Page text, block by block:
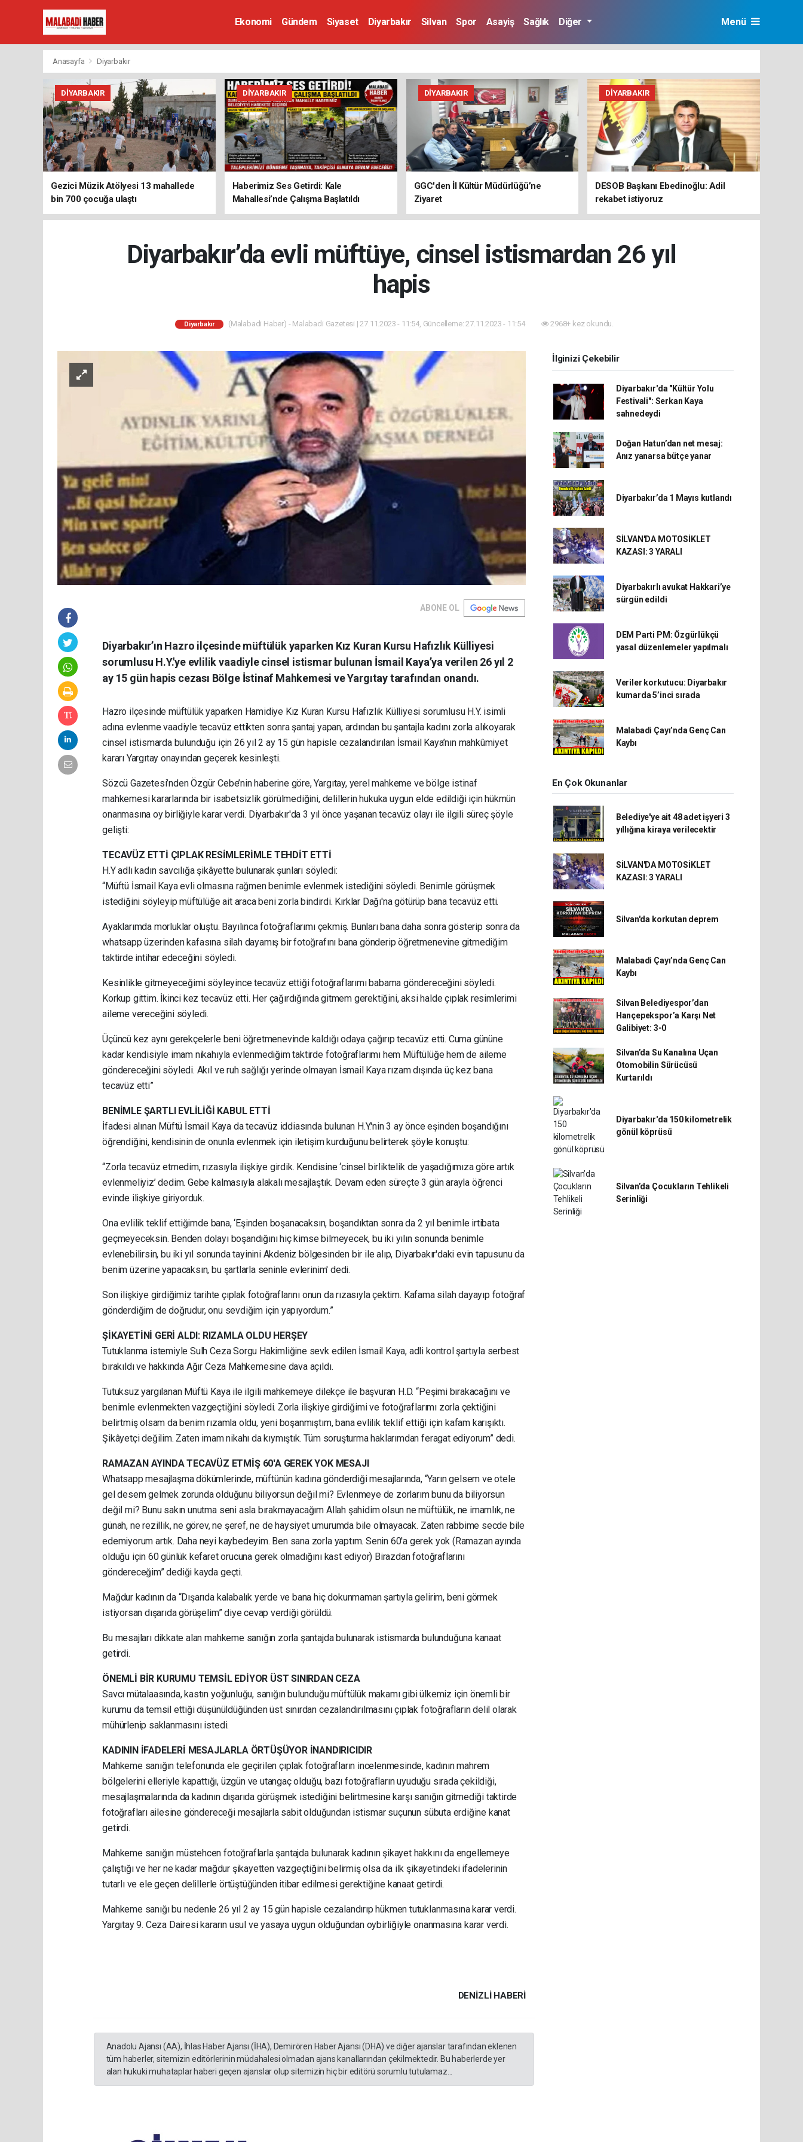
Ekonomi Gündem Siyaset Diyarbakır Silvan Spor Asayiş Sağlık Diğer Menü
Anasayfa Diyarbakır
DIYARBAKIR
Gezici Müzik Atölyesi 13 mahallede
bin 700 çocuğa ulaştı
DIYARBAKIR
Haberimiz Ses Getirdi: Kale
Mahallesi’nde Çalışma Başlatıldı
DIYARBAKIR
GGC'den İl Kültür Müdürlüğü’ne
Ziyaret
DIYARBAKIR
DESOB Başkanı Ebedinoğlu: Adil
rekabet istiyoruz
Diyarbakır’da evli müftüye, cinsel istismardan 26 yıl
hapis
Diyarbakır (Malabadi Haber) - Malabadi Gazetesi | 27.11.2023 - 11:54, Güncelleme: 27.11.2023 - 11:54 2968+ kez okundu.
ABONE OL
Diyarbakır’ın Hazro ilçesinde müftülük yaparken Kız Kuran Kursu Hafızlık Külliyesi
sorumlusu H.Y.'ye evlilik vaadiyle cinsel istismar bulunan İsmail Kaya’ya verilen 26 yıl 2
ay 15 gün hapis cezası Bölge İstinaf Mahkemesi ve Yargıtay tarafından onandı.
Hazro ilçesinde müftülük yaparken Hamidiye Kız Kuran Kursu Hafızlık Külliyesi sorumlusu H.Y. isimli
adına evlenme vaadiyle tecavüz ettikten sonra şantaj yapan, ardından bu şantajla kadını zorla alıkoyarak
cinsel istismarda bulunduğu için 26 yıl 2 ay 15 gün hapisle cezalandırılan İsmail Kaya’nın mahkûmiyet
kararı Yargıtay onayından geçerek kesinleşti.
Sözcü Gazetesi’nden Özgür Cebe’nin haberine göre, Yargıtay, yerel mahkeme ve bölge istinaf
mahkemesi kararlarında bir isabetsizlik görülmediğini, delillerin hukuka uygun elde edildiği için hükmün
onanmasına oy birliğiyle karar verdi. Diyarbakır'da 3 yıl önce yaşanan tecavüz olayı ile ilgili süreç şöyle
gelişti:
TECAVÜZ ETTİ ÇIPLAK RESİMLERİMLE TEHDİT ETTİ
H.Y adlı kadın savcılığa şikâyette bulunarak şunları söyledi:
“Müftü İsmail Kaya evli olmasına rağmen benimle evlenmek istediğini söyledi. Benimle görüşmek
istediğini söyleyip müftülüğe ait araca beni zorla bindirdi. Kırklar Dağı'na götürüp bana tecavüz etti.
Ayaklarımda morluklar oluştu. Bayılınca fotoğraflarımı çekmiş. Bunları bana daha sonra gösterip sonra da
whatsapp üzerinden kafasına silah dayamış bir fotoğrafını bana gönderip öğretmenevine gitmediğim
taktirde intihar edeceğini söyledi.
Kesinlikle gitmeyeceğimi söyleyince tecavüz ettiği fotoğraflarımı babama göndereceğini söyledi.
Korkup gittim. İkinci kez tecavüz etti. Her çağırdığında gitmem gerektiğini, aksi halde çıplak resimlerimi
aileme vereceğini söyledi.
Üçüncü kez aynı gerekçelerle beni öğretmenevinde kaldığı odaya çağırıp tecavüz etti. Cuma gününe
kadar kendisiyle imam nikahıyla evlenmediğim taktirde fotoğraflarımı hem Müftülüğe hem de aileme
göndereceğini söyledi. Akıl ve ruh sağlığı yerinde olmayan İsmail Kaya rızam dışında üç kez bana
tecavüz etti”
BENİMLE ŞARTLI EVLİLİĞİ KABUL ETTİ
İfadesi alınan Müftü İsmail Kaya da tecavüz iddiasında bulunan H.Y.'nin 3 ay önce eşinden boşandığını
öğrendiğini, kendisinin de onunla evlenmek için iletişim kurduğunu belirterek şöyle konuştu:
“Zorla tecavüz etmedim, rızasıyla ilişkiye girdik. Kendisine ‘cinsel birliktelik de yaşadığımıza göre artık
evlenmeliyiz’ dedim. Gebe kalmasıyla alakalı mesajlaştık. Devam eden süreçte 3 gün arayla öğrenci
evinde ilişkiye giriyorduk.
Ona evlilik teklif ettiğimde bana, ‘Eşinden boşanacaksın, boşandıktan sonra da 2 yıl benimle irtibata
geçmeyeceksin. Benden dolayı boşandığını hiç kimse bilmeyecek, bu iki yılın sonunda benimle
evlenebilirsin, bu iki yıl sonunda tayinini Akdeniz bölgesinden bir ile alıp, Diyarbakır'daki evin tapusunu da
benim üzerine yapacaksın, bu şartlarla seninle evlerinim' dedi.
Son ilişkiye girdiğimiz tarihte çıplak fotoğraflarını onun da rızasıyla çektim. Kafama silah dayayıp fotoğraf
gönderdiğim de doğrudur, onu sevdiğim için yapıyordum.”
ŞİKAYETİNİ GERİ ALDI: RIZAMLA OLDU HERŞEY
Tutuklanma istemiyle Sulh Ceza Sorgu Hakimliğine sevk edilen İsmail Kaya, adli kontrol şartıyla serbest
bırakıldı ve hakkında Ağır Ceza Mahkemesine dava açıldı.
Tutuksuz yargılanan Müftü Kaya ile ilgili mahkemeye dilekçe ile başvuran H.D. “Peşimi bırakacağını ve
benimle evlenmekten vazgeçtiğini söyledi. Zorla ilişkiye girdiğimi ve fotoğraflarımı zorla çektiğini
belirtmiş olsam da benim rızamla oldu, yeni boşanmıştım, bana evlilik teklif ettiği için kafam karışıktı.
Şikâyetçi değilim. Zaten imam nikahı da kıymıştık. Tüm soruşturma haklarımdan feragat ediyorum” dedi.
RAMAZAN AYINDA TECAVÜZ ETMİŞ 60'A GEREK YOK MESAJI
Whatsapp mesajlaşma dökümlerinde, müftünün kadına gönderdiği mesajlarında, “Yarın gelsem ve otele
gel desem gelmek zorunda olduğunu biliyorsun değil mi? Evlenmeye de zorlarım bunu da biliyorsun
değil mi? Bunu sakın unutma seni asla bırakmayacağım Allah şahidim olsun ne müftülük, ne imamlık, ne
günah, ne rezillik, ne görev, ne şeref, ne de haysiyet umurumda bile olmayacak. Zaten rabbime secde bile
edemiyorum artık. Daha neyi kaybedeyim. Ben sana zorla yaptım. Senin 60'a gerek yok (Ramazan ayında
olduğu için 60 günlük kefaret orucuna gerek olmadığını kast ediyor) Birazdan fotoğraflarını
göndereceğim” dediği kayda geçti.
Mağdur kadının da “Dışarıda kalabalık yerde ve bana hiç dokunmaman şartıyla gelirim, beni görmek
istiyorsan dışarıda görüşelim” diye cevap verdiği görüldü.
Bu mesajları dikkate alan mahkeme sanığın zorla şantajda bulunarak istismarda bulunduğuna kanaat
getirdi.
ÖNEMLİ BİR KURUMU TEMSİL EDİYOR ÜST SINIRDAN CEZA
Savcı mütalaasında, kastın yoğunluğu, sanığın bulunduğu müftülük makamı gibi ülkemiz için önemli bir
kurumu da temsil ettiği düşünüldüğünden üst sınırdan cezalandırılmasını çıplak fotoğrafların delil olarak
mühürlenip saklanmasını istedi.
KADININ İFADELERİ MESAJLARLA ÖRTÜŞÜYOR İNANDIRICIDIR
Mahkeme sanığın telefonunda ele geçirilen çıplak fotoğrafların incelenmesinde, kadının mahrem
bölgelerini elleriyle kapattığı, üzgün ve utangaç olduğu, bazı fotoğrafların uyuduğu sırada çekildiği,
mesajlaşmalarında da kadının dışarıda görüşmek istediğini belirtmesine karşı sanığın gitmediği taktirde
fotoğrafları ailesine göndereceği mesajlarla sabit olduğundan istismar suçunun sübuta erdiğine kanat
getirdi.
Mahkeme sanığın müstehcen fotoğraflarla şantajda bulunarak kadının şikayet hakkını da engellemeye
çalıştığı ve her ne kadar mağdur şikayetten vazgeçtiğini belirmiş olsa da ilk şikayetindeki ifadelerinin
tutarlı ve ele geçen delillerle örtüştüğünden itibar edilmesi gerektiğine kanaat getirdi.
Mahkeme sanığı bu nedenle 26 yıl 2 ay 15 gün hapisle cezalandırıp hükmen tutuklanmasına karar verdi.
Yargıtay 9. Ceza Dairesi kararın usul ve yasaya uygun olduğundan oybirliğiyle onanmasına karar verdi.
DENIZLI HABERİ
Anadolu Ajansı (AA), İhlas Haber Ajansı (İHA), Demirören Haber Ajansı (DHA) ve diğer ajanslar tarafından eklenen
tüm haberler, sitemizin editörlerinin müdahalesi olmadan ajans kanallarından çekilmektedir. Bu haberlerde yer
alan hukuki muhataplar haberi geçen ajanslar olup sitemizin hiç bir editörü sorumlu tutulamaz...
İlginizi Çekebilir
Diyarbakır'da "Kültür Yolu
Festivali": Serkan Kaya
sahnedeydi
Doğan Hatun’dan net mesaj:
Anız yanarsa bütçe yanar
Diyarbakır’da 1 Mayıs kutlandı
SİLVAN'DA MOTOSİKLET
KAZASI: 3 YARALI
Diyarbakırlı avukat Hakkari’ye
sürgün edildi
DEM Parti PM: Özgürlükçü
yasal düzenlemeler yapılmalı
Veriler korkutucu: Diyarbakır
kumarda 5’inci sırada
Malabadi Çayı’nda Genç Can
Kaybı
En Çok Okunanlar
Belediye'ye ait 48 adet işyeri 3
yıllığına kiraya verilecektir
SİLVAN'DA MOTOSİKLET
KAZASI: 3 YARALI
Silvan'da korkutan deprem
Malabadi Çayı’nda Genç Can
Kaybı
Silvan Belediyespor’dan
Hançepekspor’a Karşı Net
Galibiyet: 3-0
Silvan’da Su Kanalına Uçan
Otomobilin Sürücüsü
Kurtarıldı
Diyarbakır'da 150 kilometrelik
gönül köprüsü
Silvan’da Çocukların Tehlikeli
Serinliği